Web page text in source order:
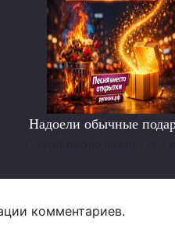
Надоели обычные
комментариев.